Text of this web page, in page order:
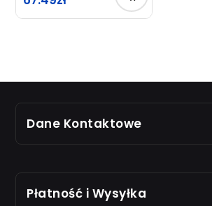
Dane Kontaktowe
(+48) 888 561 463
na e-maile odpisujemy od 8.00 do 16.00
Płatność i Wysyłka